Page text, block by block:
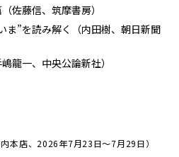
佐藤信、筑摩書房）
”を読み解く（内田樹、朝日新聞
龍一、中央公論新社）
本店、2026年7月23日～7月29日）